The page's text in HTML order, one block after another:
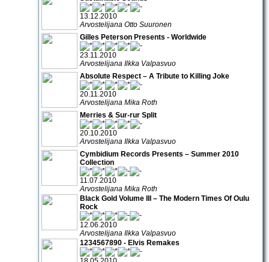
13.12.2010
Arvostelijana Otto Suuronen
Gilles Peterson Presents - Worldwide
23.11.2010
Arvostelijana Ilkka Valpasvuo
Absolute Respect – A Tribute to Killing Joke
20.11.2010
Arvostelijana Mika Roth
Merries & Sur-rur Split
20.10.2010
Arvostelijana Ilkka Valpasvuo
Cymbidium Records Presents – Summer 2010
Collection
11.07.2010
Arvostelijana Mika Roth
Black Gold Volume III – The Modern Times Of Oulu
Rock
12.06.2010
Arvostelijana Ilkka Valpasvuo
1234567890 - Elvis Remakes